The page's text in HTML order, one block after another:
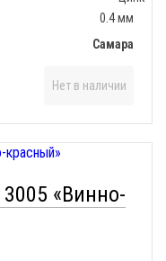
0.4 мм
Самара
Нет в наличии
«Винно-